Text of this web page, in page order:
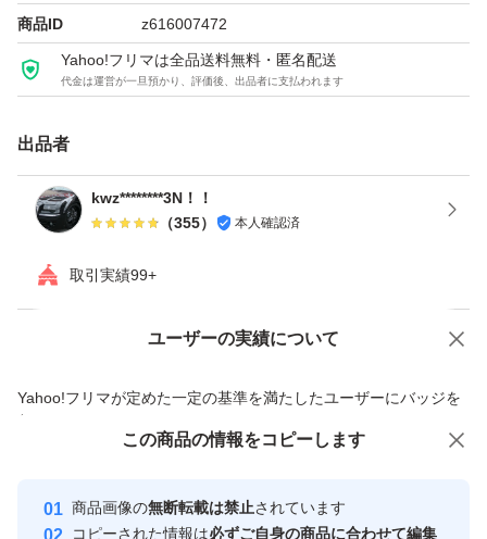
商品ID z616007472
Yahoo!フリマは全品送料無料・匿名配送
代金は運営が一旦預かり、評価後、出品者に支払われます
出品者
kwz********3N！！
（355） 本人確認済
取引実績99+
ユーザーの実績について
Yahoo!フリマが定めた一定の基準を満たしたユーザーにバッジを
付与しています
安心取引出品者
心・安全なユーザーです
価格の相談 商品への質問
この商品の情報をコピーします
商品画像の無断転載は禁止されています
コピーされた情報は必ずご自身の商品に合わせて編集
この商品をみている人にオススメ